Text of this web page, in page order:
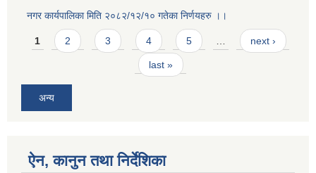
नगर कार्यपालिका मिति २०८२/१२/१० गतेका निर्णयहरु ।।
Pages
1 2 3 4 5 … next ›
last »
अन्य
ऐन, कानुन तथा निर्देशिका